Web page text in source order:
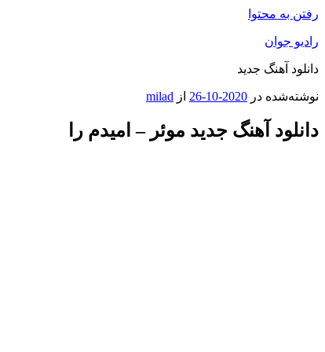
رفتن به محتوا
رادیو جوان
دانلود آهنگ جدید
نوشته‌شده در 2020-10-26 از milad
دانلود آهنگ جدید موئر – امیدم را